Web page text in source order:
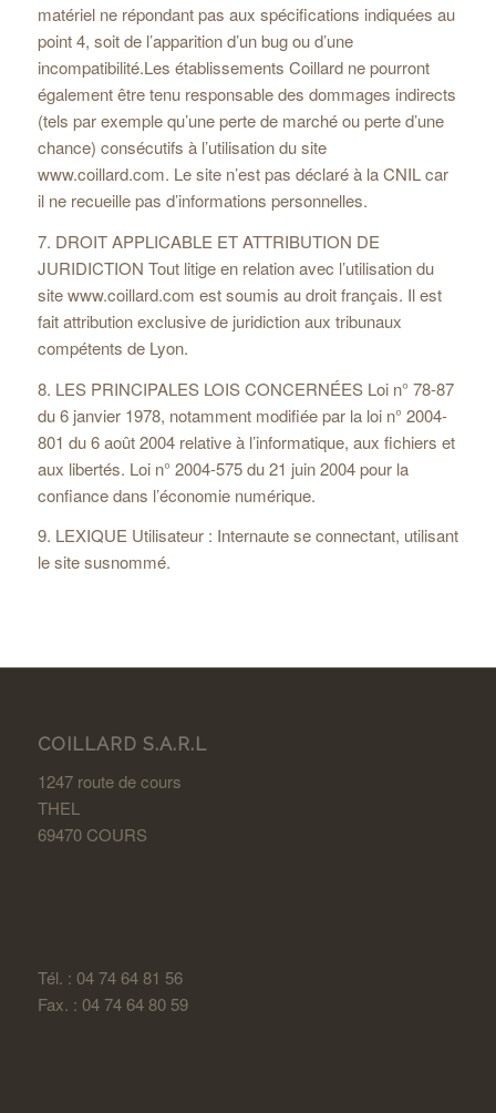
matériel ne répondant pas aux spécifications indiquées au
point 4, soit de l’apparition d’un bug ou d’une
incompatibilité.Les établissements Coillard ne pourront
également être tenu responsable des dommages indirects
(tels par exemple qu’une perte de marché ou perte d’une
chance) consécutifs à l’utilisation du site
www.coillard.com. Le site n’est pas déclaré à la CNIL car
il ne recueille pas d’informations personnelles.
7. DROIT APPLICABLE ET ATTRIBUTION DE
JURIDICTION Tout litige en relation avec l’utilisation du
site www.coillard.com est soumis au droit français. Il est
fait attribution exclusive de juridiction aux tribunaux
compétents de Lyon.
8. LES PRINCIPALES LOIS CONCERNÉES Loi n° 78-87
du 6 janvier 1978, notamment modifiée par la loi n° 2004-
801 du 6 août 2004 relative à l’informatique, aux fichiers et
aux libertés. Loi n° 2004-575 du 21 juin 2004 pour la
confiance dans l’économie numérique.
9. LEXIQUE Utilisateur : Internaute se connectant, utilisant
le site susnommé.
COILLARD S.A.R.L
1247 route de cours
THEL
69470 COURS
Tél. : 04 74 64 81 56
Fax. : 04 74 64 80 59